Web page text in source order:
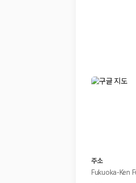
혼자 또는 2인 여행에 적합하며 제주
단체 여행이나 4인 이상 가족 여행에
2000만 고객이 선택한 렌트
주소
Fukuoka-Ken